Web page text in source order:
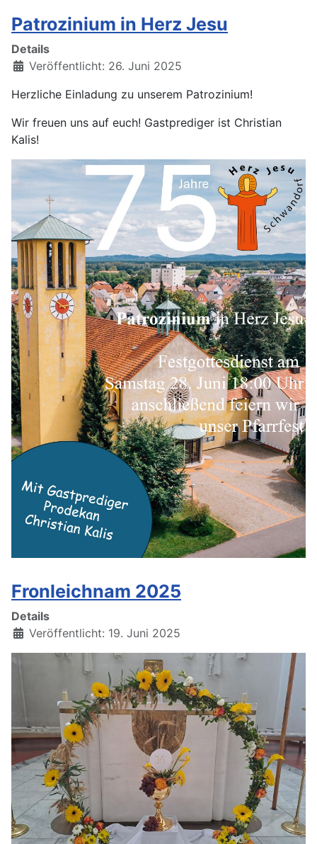
Patrozinium in Herz Jesu
Details
Veröffentlicht: 26. Juni 2025
Herzliche Einladung zu unserem Patrozinium!
Wir freuen uns auf euch! Gastprediger ist Christian
Kalis!
Fronleichnam 2025
Details
Veröffentlicht: 19. Juni 2025